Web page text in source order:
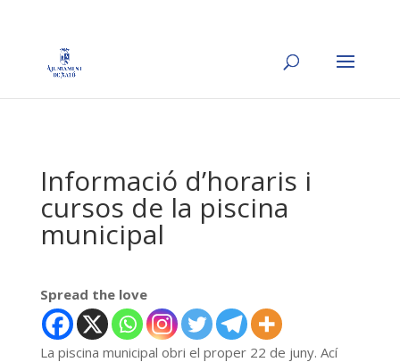
Informació d’horaris i
cursos de la piscina
municipal
Spread the love
La piscina municipal obri el proper 22 de juny. Ací